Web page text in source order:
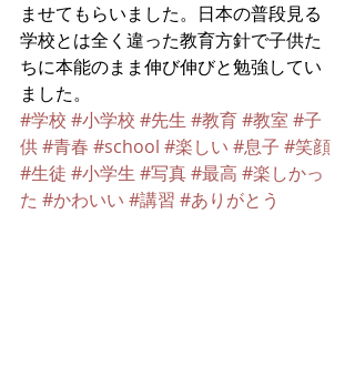
ませてもらいました。日本の普段見る
学校とは全く違った教育方針で子供た
ちに本能のまま伸び伸びと勉強してい
ました。
#学校 #小学校 #先生 #教育#教室 #子
供#青春 #school #楽しい #息子 #笑顔
#生徒 #小学生 #写真#最高 #楽しかっ
た #かわいい #講習 #ありがとう